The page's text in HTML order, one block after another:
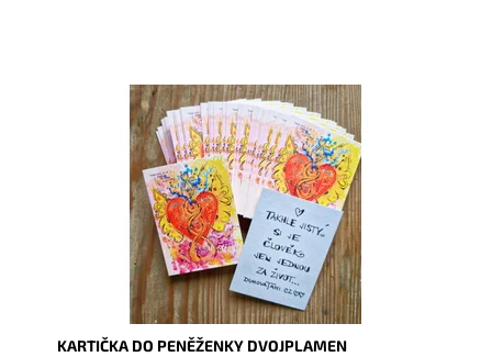
Dostupnost:
Skladem
9924
KARTIČKA DO PENĚŽENKY DVOJPLAMEN